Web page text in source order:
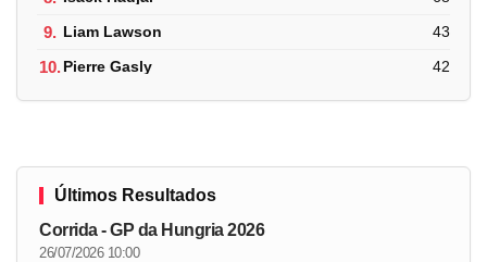
9. Liam Lawson 43
10.Pierre Gasly 42
Últimos Resultados
Corrida - GP da Hungria 2026
26/07/2026 10:00